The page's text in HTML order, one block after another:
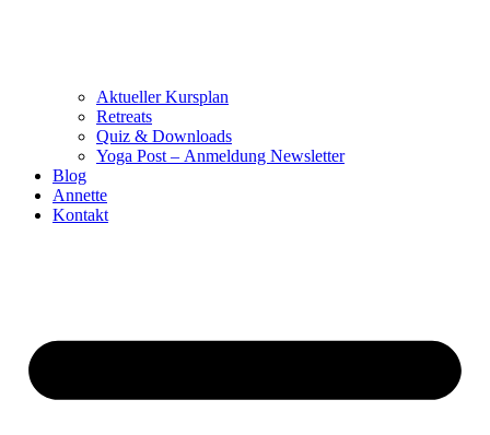
Aktueller Kursplan
Retreats
Quiz & Downloads
Yoga Post – Anmeldung Newsletter
Blog
Annette
Kontakt